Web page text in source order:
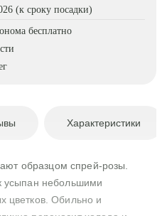
(к сроку посадки)
бесплатно
Характеристики
образцом спрей-розы.
усыпан небольшими
цветков. Обильно и